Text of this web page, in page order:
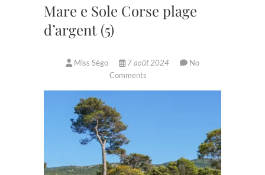
Mare e Sole Corse plage
d’argent (5)
Miss Ségo 7 août 2024
No
Comments